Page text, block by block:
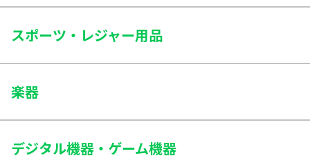
AV機器・IT機器
寝具・ベッド関連
マットレス、ベッド、布団
テーブル・椅子
照明・電気設備
シーリングライト、電気スタンド、LEDライト
スポーツ・レジャー用品
フィットネス機器
エアロバイク、ルームランナー、ダンベル
アウトドア用品
楽器
楽器
ピアノ、ドラムセット、ギター
デジタル機器・ゲーム機器